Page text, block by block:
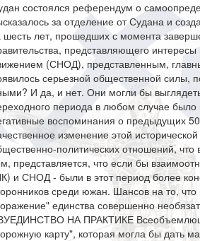
состоялся референдум о
за отделение от Судана и
шесть лет, прошедших с момента
представляющего
(СНОД), представленным,
серьезной общественной
И да, и нет. Они могли бы
периода в любом случае было
воспоминания о предыдущих
изменение этой
политических отношений,
представляется, что если бы
и СНОД - были в этот период более
среди южан. Шансов на то,
единства совершенно
НА ПРАКТИКЕ
карту", которая могла бы дать